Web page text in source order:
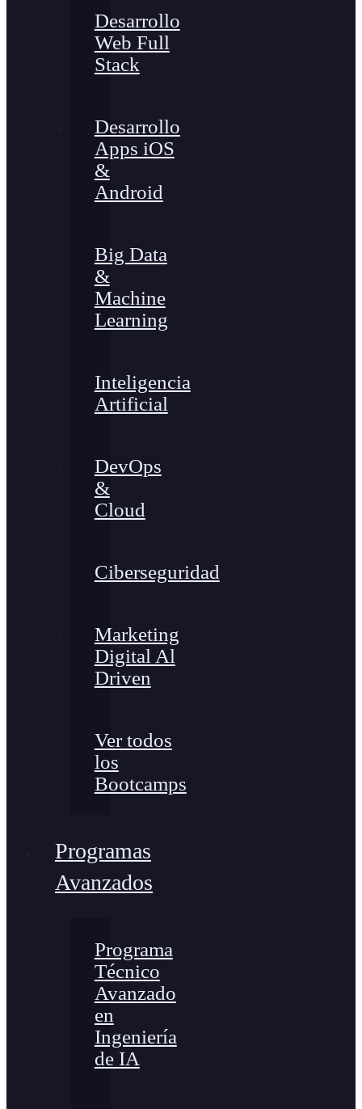
Desarrollo
Web Full
Stack
Desarrollo
Apps iOS
&
Android
Big Data
&
Machine
Learning
Inteligencia
Artificial
DevOps
&
Cloud
Ciberseguridad
Marketing
Digital Al
Driven
Ver todos
los
Bootcamps
Programas
Avanzados
Programa
Técnico
Avanzado
en
Ingeniería
de IA